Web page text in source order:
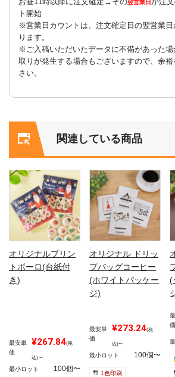
翌営業日
ト開始
※営業日カウントは、注文確定日の翌営業
ります。
※ご入稿いただいたデータに不備があった場
取りが発生する場合もございますので、余
さい。
関連している商品
オリジナルプリン
トボーロ(台紙付
き)
最安単
価
¥267.84(税
込)〜
最小ロット 100個〜
オリジナル ドリッ
プバッグコーヒー
(ホワイトパッケー
ジ)
最安単
価
¥273.24(税
込)〜
最小ロット 100個〜
1色印刷
(
価